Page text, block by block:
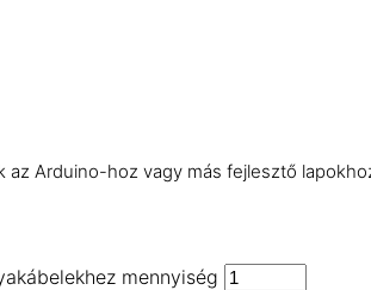
az Arduino-hoz vagy más fejlesztő
mennyiség